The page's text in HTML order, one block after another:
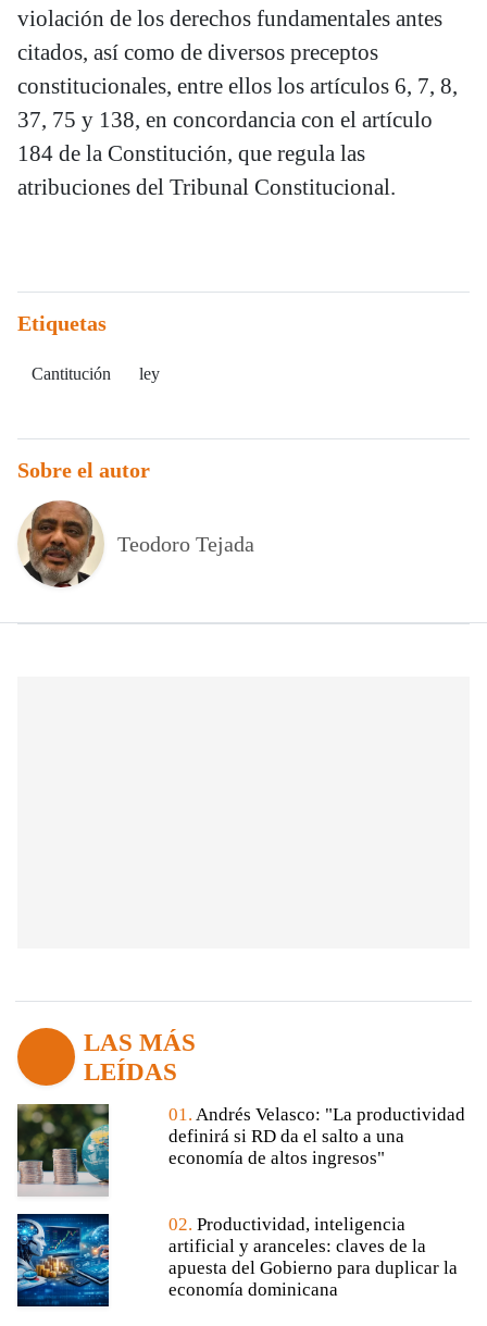
violación de los derechos fundamentales antes
citados, así como de diversos preceptos
constitucionales, entre ellos los artículos 6, 7, 8,
37, 75 y 138, en concordancia con el artículo
184 de la Constitución, que regula las
atribuciones del Tribunal Constitucional.
Etiquetas
Cantitución ley
Sobre el autor
Teodoro Tejada
LAS MÁS
LEÍDAS
01. Andrés Velasco: "La productividad
definirá si RD da el salto a una
economía de altos ingresos"
02. Productividad, inteligencia
artificial y aranceles: claves de la
apuesta del Gobierno para duplicar la
economía dominicana